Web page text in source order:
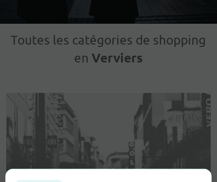
Toutes les catégories de shopping
en Verviers